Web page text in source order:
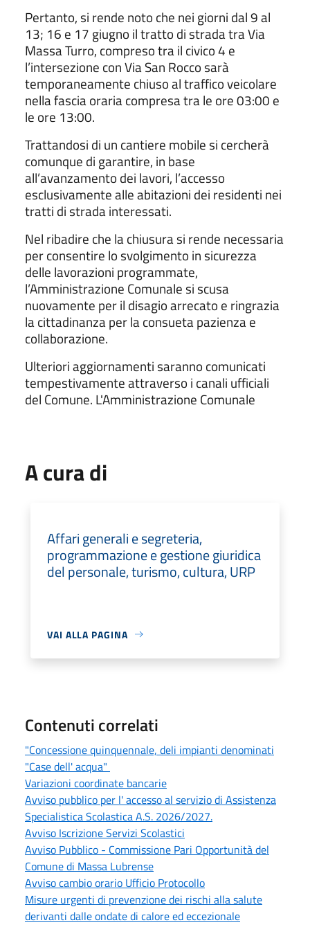
Pertanto, si rende noto che nei giorni dal 9 al
13; 16 e 17 giugno il tratto di strada tra Via
Massa Turro, compreso tra il civico 4 e
l’intersezione con Via San Rocco sarà
temporaneamente chiuso al traffico veicolare
nella fascia oraria compresa tra le ore 03:00 e
le ore 13:00.
Trattandosi di un cantiere mobile si cercherà
comunque di garantire, in base
all’avanzamento dei lavori, l’accesso
esclusivamente alle abitazioni dei residenti nei
tratti di strada interessati.
Nel ribadire che la chiusura si rende necessaria
per consentire lo svolgimento in sicurezza
delle lavorazioni programmate,
l’Amministrazione Comunale si scusa
nuovamente per il disagio arrecato e ringrazia
la cittadinanza per la consueta pazienza e
collaborazione.
Ulteriori aggiornamenti saranno comunicati
tempestivamente attraverso i canali ufficiali
del Comune. L'Amministrazione Comunale
A cura di
Affari generali e segreteria,
programmazione e gestione giuridica
del personale, turismo, cultura, URP
VAI ALLA PAGINA
Contenuti correlati
"Concessione quinquennale, deli impianti denominati
"Case dell' acqua"
Variazioni coordinate bancarie
Avviso pubblico per l' accesso al servizio di Assistenza
Specialistica Scolastica A.S. 2026/2027.
Avviso Iscrizione Servizi Scolastici
Avviso Pubblico - Commissione Pari Opportunità del
Comune di Massa Lubrense
Avviso cambio orario Ufficio Protocollo
Misure urgenti di prevenzione dei rischi alla salute
derivanti dalle ondate di calore ed eccezionale